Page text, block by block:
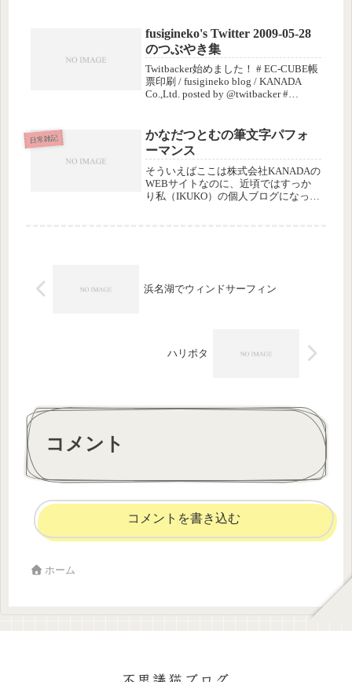
fusigineko's Twitter 2009-05-28
のつぶやき集
Twitbacker始めました！ # EC-CUBE帳
票印刷 / fusigineko blog / KANADA
Co.,Ltd. posted by @twitbacker #
日常雑記
かなだつとむの筆文字パフォ
ーマンス
そういえばここは株式会社KANADAの
WEBサイトなのに、近頃ではすっか
り私（IKUKO）の個人ブログになっち
浜名湖でウィンドサーフィン
ハリポタ
コメント
コメントを書き込む
ホーム